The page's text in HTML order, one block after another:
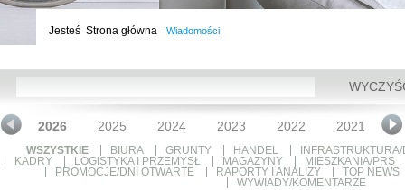
Jesteś Strona główna - Wiadomości
2026 2025 2024 2023 2022 2021
WSZYSTKIE BIURA GRUNTY HANDEL
KADRY
LOGISTYKA I PRZEMYSŁ MAGAZYNY
MIESZKANIA/PRS
PROMOCJE/DNI OTWARTE
RAPORTY I ANALIZY
TOP NEWS
WYWIADY/KOMENTARZE